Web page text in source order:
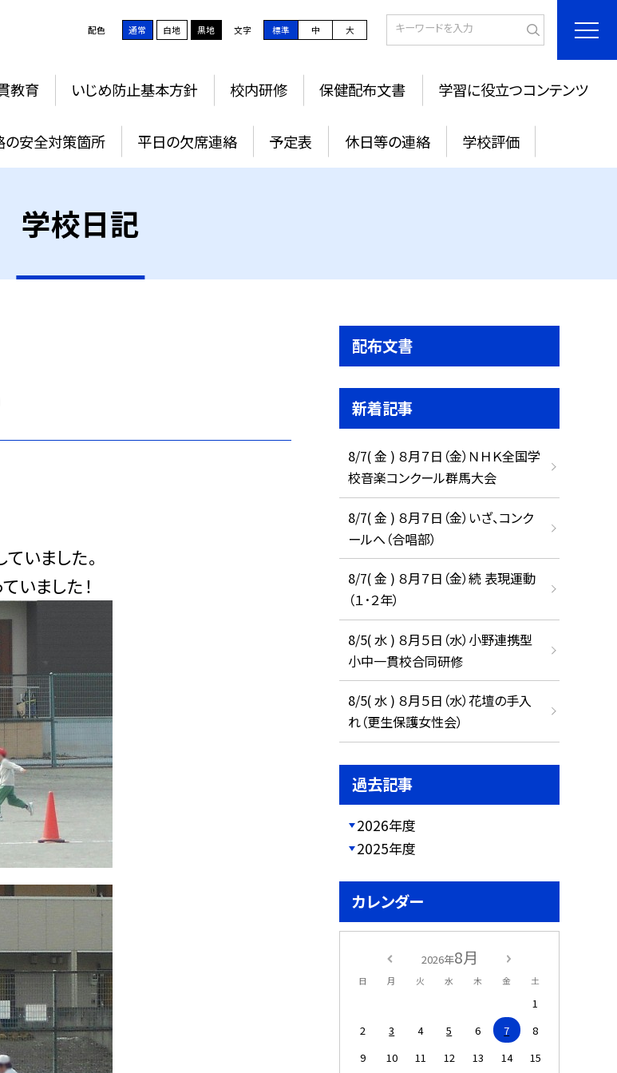
配色 通常 白地 黒地 文字 標準 中 大
教育 いじめ防止基本方針 校内研修 保健配布文書 学習に役立つコンテンツ
の安全対策箇所 平日の欠席連絡 予定表 休日等の連絡 学校評価
学校日記
いました。
いました！
配布文書
新着記事
8/7( 金 ) ８月７日（金）ＮＨＫ全国学
校音楽コンクール群馬大会
8/7( 金 ) ８月７日（金）いざ、コンク
ールへ（合唱部）
8/7( 金 ) ８月７日（金）続 表現運動
（１･２年）
8/5( 水 ) ８月５日（水）小野連携型
小中一貫校合同研修
8/5( 水 ) ８月５日（水）花壇の手入
れ（更生保護女性会）
過去記事
2026年度
2025年度
カレンダー
2026年8月
日 月 火 水 木 金 土
1
2
3 4 5 6 7
8
9
10 11 12 13 14 15